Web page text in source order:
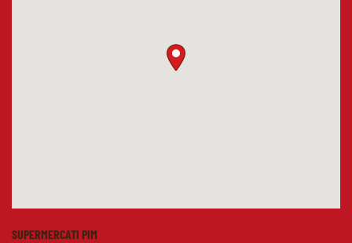
SUPERMERCATI PIM